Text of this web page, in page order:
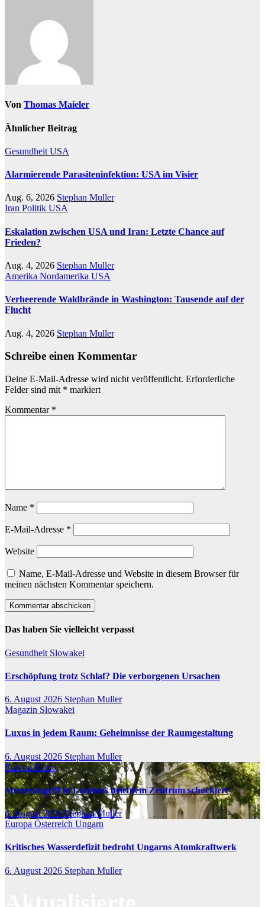
Von Thomas Maieler
Ähnlicher Beitrag
Gesundheit USA
Alarmierende Parasiteninfektion: USA im Visier
Aug. 6, 2026 Stephan Muller
Iran Politik USA
Eskalation zwischen USA und Iran: Letzte Chance auf
Frieden?
Aug. 4, 2026 Stephan Muller
Amerika Nordamerika USA
Verheerende Waldbrände in Washington: Tausende auf der
Flucht
Aug. 4, 2026 Stephan Muller
Schreibe einen Kommentar
Deine E-Mail-Adresse wird nicht veröffentlicht. Erforderliche
Felder sind mit * markiert
Kommentar *
Name *
E-Mail-Adresse *
Website
Name, E-Mail-Adresse und Website in diesem Browser für
meinen nächsten Kommentar speichern.
Das haben Sie vielleicht verpasst
Gesundheit Slowakei
Erschöpfung trotz Schlaf? Die verborgenen Ursachen
6. August 2026 Stephan Muller
Magazin Slowakei
Luxus in jedem Raum: Geheimnisse der Raumgestaltung
6. August 2026 Stephan Muller
EuropaKrimi
Messerangriff in Londons belebtem Zentrum schockiert
6. August 2026 Stephan Muller
Europa Österreich Ungarn
Kritisches Wasserdefizit bedroht Ungarns Atomkraftwerk
6. August 2026 Stephan Muller